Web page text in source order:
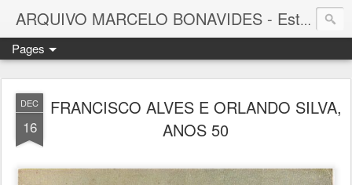
ARQUIVO MARCELO BONAVIDES - Estrelas que nunca se Apagam -
Pages
DEC
16
FRANCISCO ALVES E ORLANDO SILVA,
ANOS 50